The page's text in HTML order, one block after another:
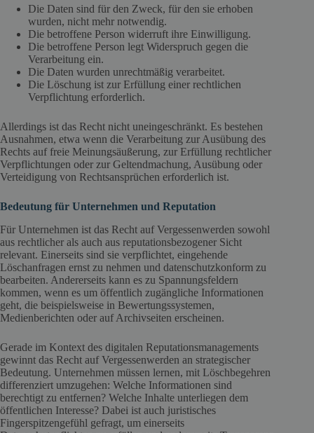
Die Daten sind für den Zweck, für den sie erhoben
wurden, nicht mehr notwendig.
Die betroffene Person widerruft ihre Einwilligung.
Die betroffene Person legt Widerspruch gegen die
Verarbeitung ein.
Die Daten wurden unrechtmäßig verarbeitet.
Die Löschung ist zur Erfüllung einer rechtlichen
Verpflichtung erforderlich.
Allerdings ist das Recht nicht uneingeschränkt. Es bestehen
Ausnahmen, etwa wenn die Verarbeitung zur Ausübung des
Rechts auf freie Meinungsäußerung, zur Erfüllung rechtlicher
Verpflichtungen oder zur Geltendmachung, Ausübung oder
Verteidigung von Rechtsansprüchen erforderlich ist.
Bedeutung für Unternehmen und Reputation
Für Unternehmen ist das Recht auf Vergessenwerden sowohl
aus rechtlicher als auch aus reputationsbezogener Sicht
relevant. Einerseits sind sie verpflichtet, eingehende
Löschanfragen ernst zu nehmen und datenschutzkonform zu
bearbeiten. Andererseits kann es zu Spannungsfeldern
kommen, wenn es um öffentlich zugängliche Informationen
geht, die beispielsweise in Bewertungssystemen,
Medienberichten oder auf Archivseiten erscheinen.
Gerade im Kontext des digitalen Reputationsmanagements
gewinnt das Recht auf Vergessenwerden an strategischer
Bedeutung. Unternehmen müssen lernen, mit Löschbegehren
differenziert umzugehen: Welche Informationen sind
berechtigt zu entfernen? Welche Inhalte unterliegen dem
öffentlichen Interesse? Dabei ist auch juristisches
Fingerspitzengefühl gefragt, um einerseits